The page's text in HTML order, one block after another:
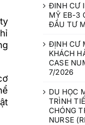
ĐINH CƯ
MỸ EB-3
ĐẦU TƯ
ĐỊNH CƯ
KHÁCH
CASE
7/2026
DU HỌC
TRÌNH
CHÓNG
NURSE